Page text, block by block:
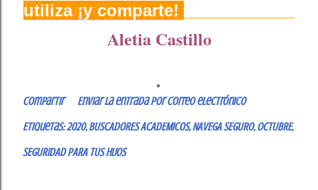
utiliza ¡y comparte!
Aletia Castillo
Compartir
Enviar la entrada por correo electrónico
Etiquetas:2020 BUSCADORES ACADEMICOS NAVEGA SEGURO OCTUBRE
SEGURIDAD PARA TUS HIJOS